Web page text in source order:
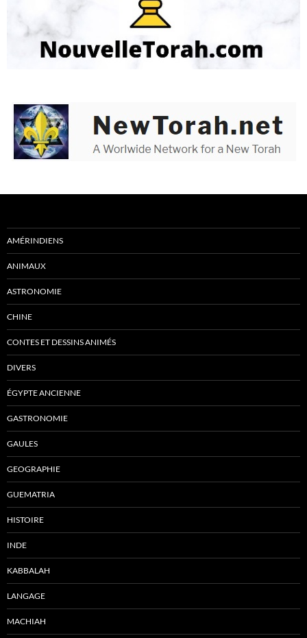
AMÉRINDIENS
ANIMAUX
ASTRONOMIE
CHINE
CONTES ET DESSINS ANIMÉS
DIVERS
ÉGYPTE ANCIENNE
GASTRONOMIE
GAULES
GEOGRAPHIE
GUEMATRIA
HISTOIRE
INDE
KABBALAH
LANGAGE
MACHIAH